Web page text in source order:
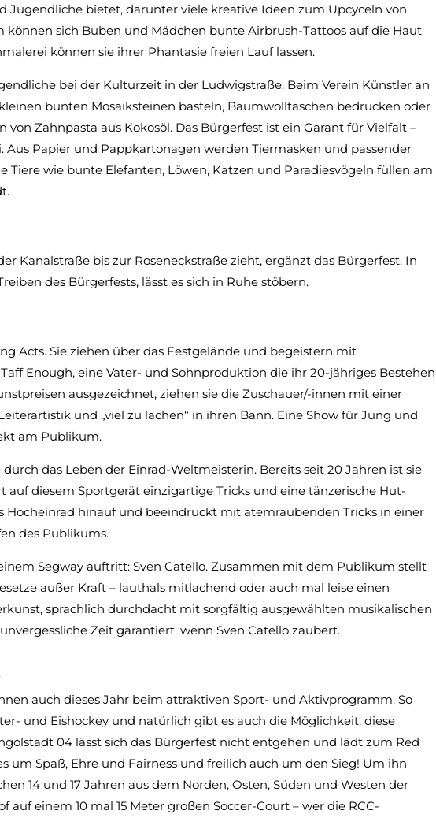
bietet, darunter viele kreative Ideen zum Upcyceln von
können sich Buben und Mädchen bunte Airbrush-Tattoos auf die Haut
können sie ihrer Phantasie freien Lauf lassen.
bei der Kulturzeit in der Ludwigstraße. Beim Verein Künstler an
bunten Mosaiksteinen basteln, Baumwolltaschen bedrucken oder
Zahnpasta aus Kokosöl. Das Bürgerfest ist ein Garant für Vielfalt –
Papier und Pappkartonagen werden Tiermasken und passender
Tiere wie bunte Elefanten, Löwen, Katzen und Paradiesvögeln füllen am
Kanalstraße bis zur Roseneckstraße zieht, ergänzt das Bürgerfest. In
des Bürgerfests, lässt es sich in Ruhe stöbern.
Acts. Sie ziehen über das Festgelände und begeistern mit
Enough, eine Vater- und Sohnproduktion die ihr 20-jähriges Bestehen
ausgezeichnet, ziehen sie die Zuschauer/-innen mit einer
und „viel zu lachen“ in ihren Bann. Eine Show für Jung und
am Publikum.
das Leben der Einrad-Weltmeisterin. Bereits seit 20 Jahren ist sie
diesem Sportgerät einzigartige Tricks und eine tänzerische Hut-
Hocheinrad hinauf und beeindruckt mit atemraubenden Tricks in einer
des Publikums.
Segway auftritt: Sven Catello. Zusammen mit dem Publikum stellt
außer Kraft – lauthals mitlachend oder auch mal leise einen
sprachlich durchdacht mit sorgfältig ausgewählten musikalischen
Zeit garantiert, wenn Sven Catello zaubert.
auch dieses Jahr beim attraktiven Sport- und Aktivprogramm. So
und Eishockey und natürlich gibt es auch die Möglichkeit, diese
04 lässt sich das Bürgerfest nicht entgehen und lädt zum Red
um Spaß, Ehre und Fairness und freilich auch um den Sieg! Um ihn
14 und 17 Jahren aus dem Norden, Osten, Süden und Westen der
einem 10 mal 15 Meter großen Soccer-Court – wer die RCC-